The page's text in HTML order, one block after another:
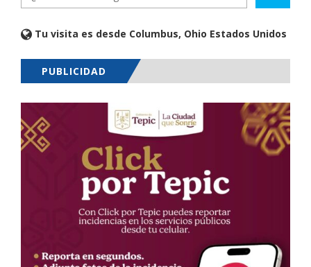
Tu visita es desde Columbus, Ohio Estados Unidos
PUBLICIDAD